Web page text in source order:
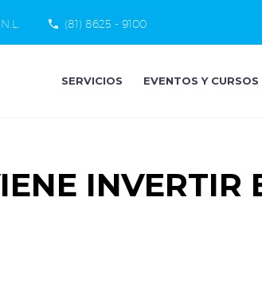
(81) 8625 - 9100
SERVICIOS EVENTOS Y CURSOS